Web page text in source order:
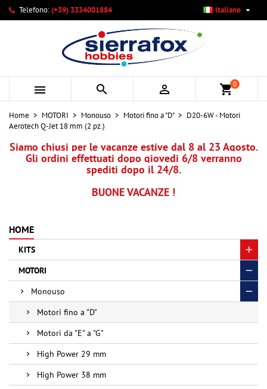
Telefono:(+39) 3334001884 Italiano 
   shopping_cart0
Home MOTORI Monouso Motori fino a "D"
D20-6W - Motori
Aerotech Q-Jet 18 mm (2 pz.)
Siamo chiusi per le vacanze estive dal 8 al 23 Agosto.
Gli ordini effettuati dopo giovedi 6/8 verranno
spediti dopo il 24/8.
BUONE VACANZE !
HOME
KITS
MOTORI
Monouso
Motori fino a "D"
Motori da "E" a "G"
High Power 29 mm
High Power 38 mm
Le mie liste di desideri ×
Crea nuova lista
Crea lista dei desideri ×
Nome lista dei desideri
Annulla Crea lista dei desideri
Accedi ×
Devi avere effettuato l'accesso per salvare dei prodotti
nella tua lista dei desideri.
Annulla Accedi